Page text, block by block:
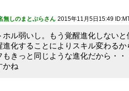
無しのまとぷらさん 2015年11月5日15:49
ホル弱いし。もう覚醒進化しないと
進化することによりスキル変わるか
もきっと同じような進化だから・・
かね